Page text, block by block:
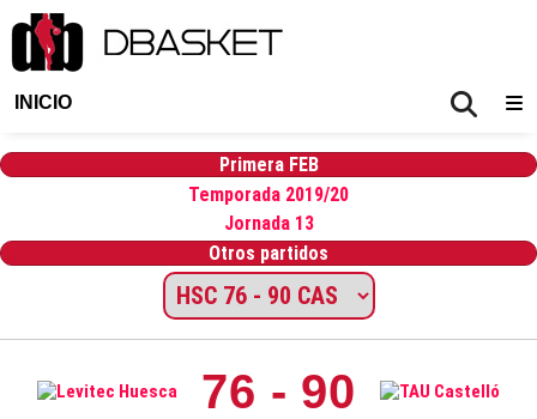
INICIO
Primera FEB
Temporada 2019/20
Jornada 13
Otros partidos
76 - 90